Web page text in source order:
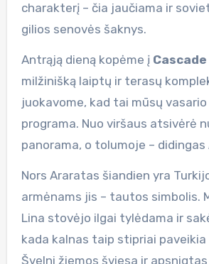
charakterį – čia jaučiama ir
gilios senovės šaknys.
Antrąją dieną kopėme į
milžinišką laiptų ir terasų
juokavome, kad tai mūsų
programa. Nuo viršaus atsivėrė
panorama, o tolumoje –
Nors Araratas šiandien yra
armėnams jis – tautos simbolis.
Lina stovėjo ilgai tylėdama ir
kada kalnas taip stipriai paveikia
Švelni žiemos šviesa ir